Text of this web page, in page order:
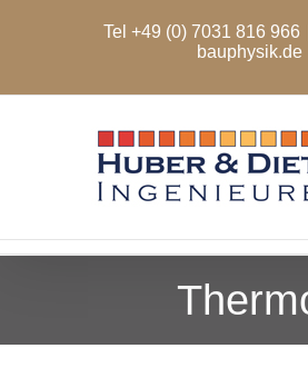
Tel +49 (0) 7031 816 966
bauphysik.de